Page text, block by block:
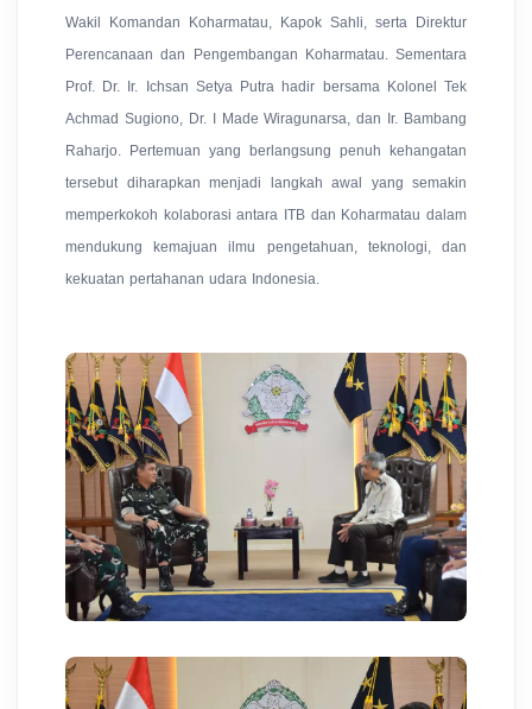
Wakil Komandan Koharmatau, Kapok Sahli, serta Direktur
Perencanaan dan Pengembangan Koharmatau. Sementara
Prof. Dr. Ir. Ichsan Setya Putra hadir bersama Kolonel Tek
Achmad Sugiono, Dr. I Made Wiragunarsa, dan Ir. Bambang
Raharjo. Pertemuan yang berlangsung penuh kehangatan
tersebut diharapkan menjadi langkah awal yang semakin
memperkokoh kolaborasi antara ITB dan Koharmatau dalam
mendukung kemajuan ilmu pengetahuan, teknologi, dan
kekuatan pertahanan udara Indonesia.